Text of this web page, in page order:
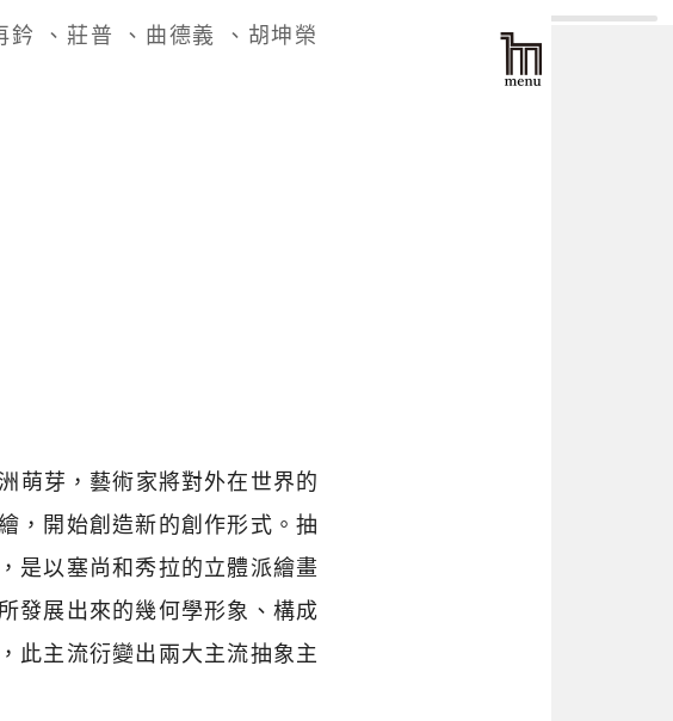
鈐 、莊普 、曲德義 、胡坤榮
萌芽，藝術家將對外在世界的
，開始創造新的創作形式。抽
是以塞尚和秀拉的立體派繪畫
發展出來的幾何學形象、構成
此主流衍變出兩大主流抽象主